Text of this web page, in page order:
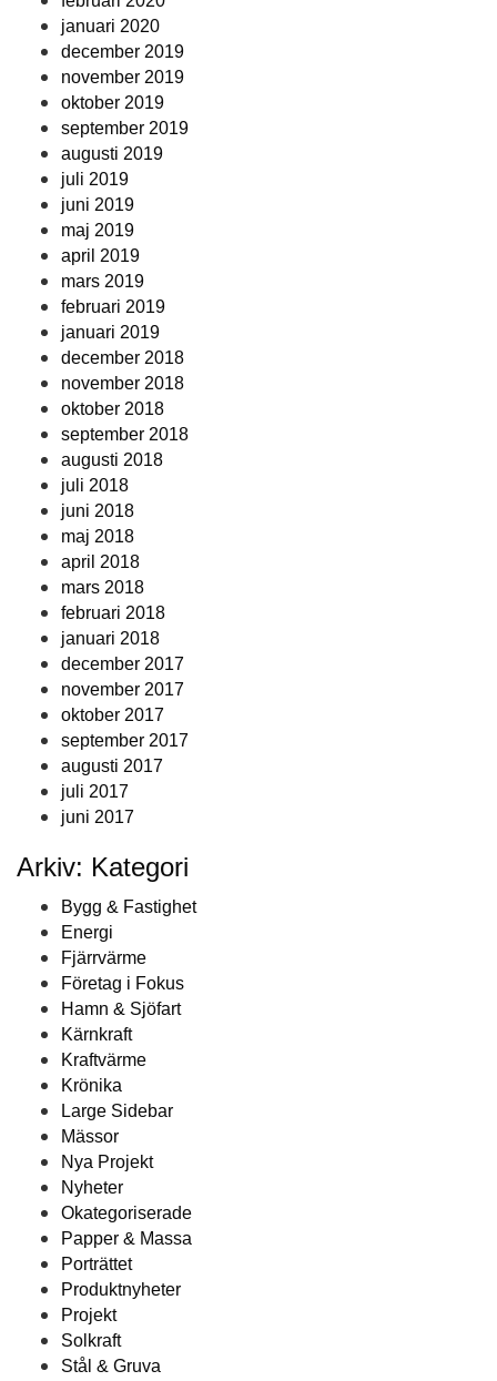
januari 2020
december 2019
november 2019
oktober 2019
september 2019
augusti 2019
juli 2019
juni 2019
maj 2019
april 2019
mars 2019
februari 2019
januari 2019
december 2018
november 2018
oktober 2018
september 2018
augusti 2018
juli 2018
juni 2018
maj 2018
april 2018
mars 2018
februari 2018
januari 2018
december 2017
november 2017
oktober 2017
september 2017
augusti 2017
juli 2017
juni 2017
Arkiv: Kategori
Bygg & Fastighet
Energi
Fjärrvärme
Företag i Fokus
Hamn & Sjöfart
Kärnkraft
Kraftvärme
Krönika
Large Sidebar
Mässor
Nya Projekt
Nyheter
Okategoriserade
Papper & Massa
Porträttet
Produktnyheter
Projekt
Solkraft
Stål & Gruva